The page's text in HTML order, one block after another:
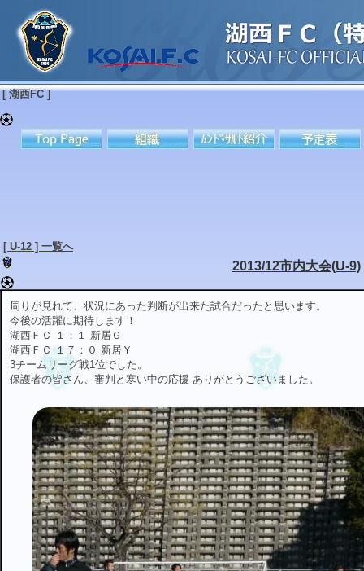
[ 湖西FC ]
[ U-12 ] 一覧へ
2013/12市内大会(U-9)
周りが見れて、状況にあった判断が出来た試合だったと思います。
今後の活躍に期待します！
湖西ＦＣ １：１ 新居Ｇ
湖西ＦＣ １７：０ 新居Ｙ
3チームリーグ戦1位でした。
保護者の皆さん、審判と寒い中の応援 ありがとうございました。